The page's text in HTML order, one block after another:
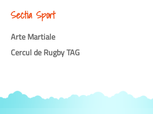
Sectia Sport
Arte Martiale
Cercul de Rugby TAG